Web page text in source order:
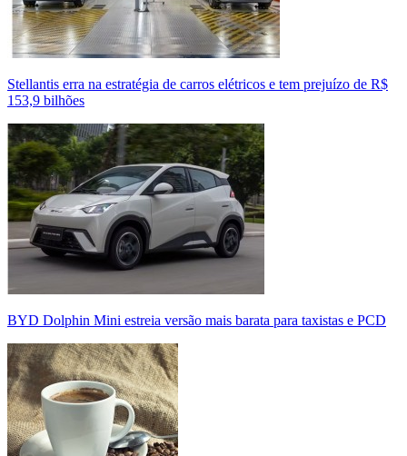
Stellantis erra na estratégia de carros elétricos e tem prejuízo de R$
153,9 bilhões
BYD Dolphin Mini estreia versão mais barata para taxistas e PCD